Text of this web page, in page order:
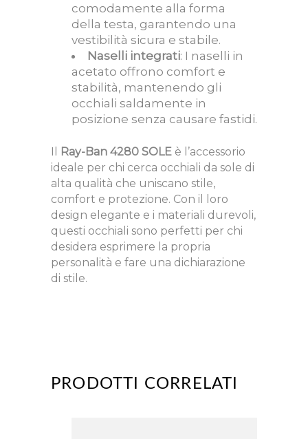
comodamente alla forma
della testa, garantendo una
vestibilità sicura e stabile.
Naselli integrati: I naselli in
acetato offrono comfort e
stabilità, mantenendo gli
occhiali saldamente in
posizione senza causare fastidi.
Il Ray-Ban 4280 SOLE è l’accessorio
ideale per chi cerca occhiali da sole di
alta qualità che uniscano stile,
comfort e protezione. Con il loro
design elegante e i materiali durevoli,
questi occhiali sono perfetti per chi
desidera esprimere la propria
personalità e fare una dichiarazione
di stile.
PRODOTTI CORRELATI